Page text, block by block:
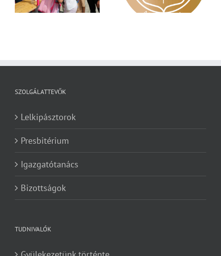
SZOLGÁLATTEVŐK
Lelkipásztorok
Presbitérium
Igazgatótanács
Bizottságok
TUDNIVALÓK